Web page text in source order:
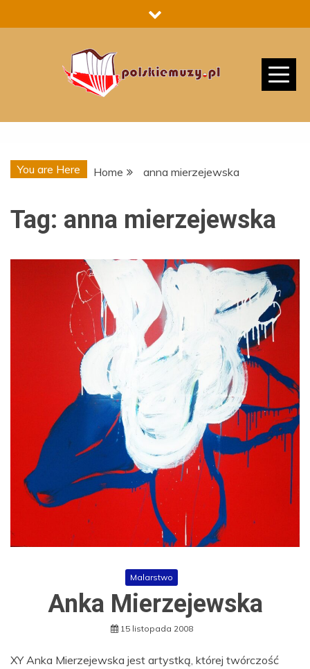
to
You are Here Home anna mierzejewska
Tag: anna mierzejewska
Malarstwo
Anka Mierzejewska
15 listopada 2008
XY Anka Mierzejewska jest artystką, której twórczość